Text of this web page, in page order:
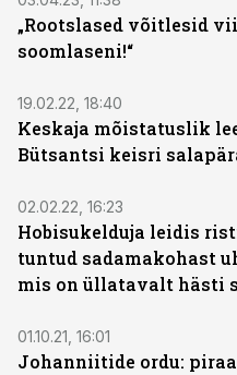
„Rootslased võitlesid
soomlaseni!“
19.02.22, 18:40
Keskaja mõistatuslik
Bütsantsi keisri
02.02.22, 16:23
Hobisukelduja leidis
tuntud sadamakohast
mis on üllatavalt hästi
01.10.21, 16:01
Johanniitide ordu: